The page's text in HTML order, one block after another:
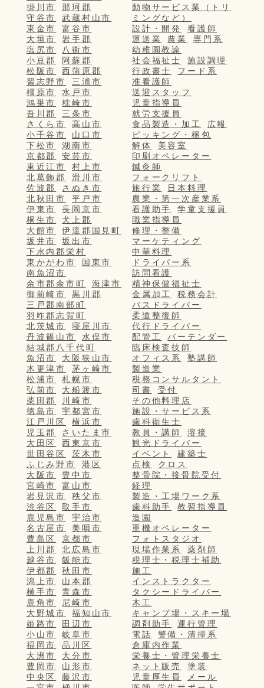
掛川市
那珂郡
守谷市
武蔵村山市
東金市
富谷市
大垣市
岩手郡
塩尻市
八街市
小豆郡
阿蘇郡
松阪市
西蒲原郡
習志野市
三浦市
橿原市
水戸市
鴻巣市
枕崎市
吾川郡
三条市
さくら市
高山市
小千谷市
山口市
下松市
湖南市
京都郡
安芸市
東近江市
村上市
北葛飾郡
滑川市
佐波郡
さぬき市
北秋田市
平戸市
伊東市
長岡京市
桐生市
犬上郡
大館市
伊達郡国見町
坂井市
坂出市
下水内郡栄村
東かがわ市
国東市
南魚沼市
余市郡余市町
海津市
御前崎市
黒川郡
三戸郡南部町
羽咋郡志賀町
北茨城市
寝屋川市
丹波篠山市
水俣市
結城郡八千代町
魚沼市
大阪狭山市
木更津市
茅ヶ崎市
松浦市
札幌市
弘前市
大船渡市
柴田郡
川崎市
徳島市
宇都宮市
江戸川区
横浜市
児玉郡
さいたま市
大田区
西東京市
世田谷区
茨木市
ふじみ野市
港区
大阪市
豊中市
宮崎市
富山市
岩見沢市
秩父市
渋谷区
取手市
鹿児島市
宇治市
名古屋市
美唄市
豊島区
京都市
上川郡
北広島市
越谷市
飯能市
伊都郡
秋田市
潟上市
山本郡
横手市
青森市
鹿角市
尼崎市
大野城市
福知山市
姫路市
田辺市
小山市
岐阜市
福岡市
品川区
大洲市
大分市
豊岡市
山形市
中央区
藤沢市
動物サービス業（トリ
ミングなど）
設計・開発
看護師
運送業
農業
専門系
幼稚園教諭
社会福祉士
施設調理
行政書士
フード系
准看護師
送迎スタッフ
児童指導員
就労支援員
食品製造・加工
広報
ピッキング・梱包
解体
美容室
印刷オペレーター
鍼灸師
フォークリフト
旅行業
日本料理
農業・第一次産業系
看護助手
学童支援員
職業指導員
修理・整備
マーケティング
中華料理
ドライバー系
訪問看護
精神保健福祉士
金属加工
税務会計
バスドライバー
柔道整復師
代行ドライバー
配管工
バーテンダー
臨床検査技師
オフィス系
塾講師
製造業
税務コンサルタント
司書
受付
その他料理店
施設・サービス系
歯科衛生士
教員・講師
溶接
観光ドライバー
イベント
建築士
点検
クロス
整骨院・接骨院受付
経理
製造・工場ワーク系
歯科助手
教習指導員
造園
重機オペレーター
フォトスタジオ
現場作業系
薬剤師
税理士・税理士補助
施工
インストラクター
タクシードライバー
木工
キャンプ場・スキー場
調剤助手
運行管理
電話
警備・清掃系
倉庫内作業
栄養士・管理栄養士
ネット販売
塗装
児童厚生員
メール